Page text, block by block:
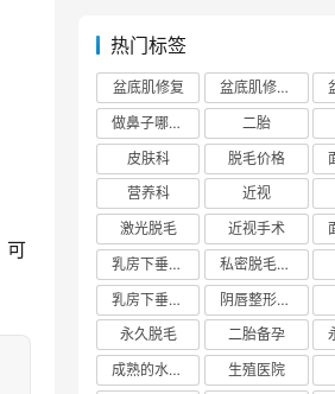
可
热门标签
盆底肌修复 盆底肌修复医院排行榜
做鼻子哪个正规医院比较出名
二胎
皮肤科
脱毛价格
营养科
近视
激光脱毛
近视手术
乳房下垂矫正价格
私密脱毛方法
乳房下垂矫正费用
阴唇整形手术多少钱
永久脱毛
二胎备孕
成熟的水蜜桃
生殖医院